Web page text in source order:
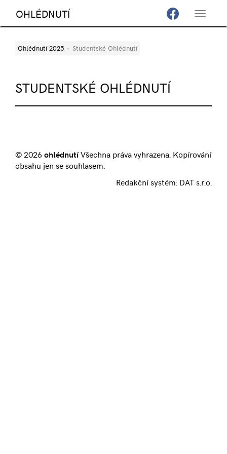
Toggle
OHLÉDNUTÍ
Ohlédnutí 2025 Studentské Ohlédnutí
STUDENTSKÉ OHLÉDNUTÍ
© 2026ohlédnutíVšechna práva vyhrazena. Kopírování
obsahu jen se souhlasem.
Redakční systém: DAT s.r.o.